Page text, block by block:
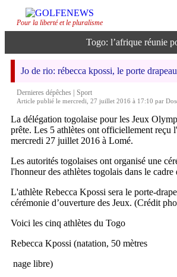
Pour la liberté et le pluralisme
Togo: l’afrique réunie
Jo de rio: rébecca kpossi, le porte
Dernieres dépêches
Sport
Article publié le mercredi, 27 juillet 2016 à 17:10 par
La délégation togolaise pour les Jeux
prête. Les 5 athlètes ont officiellement reçu
mercredi 27 juillet 2016 à Lomé.
Les autorités togolaises ont organisé une
l'honneur des athlètes togolais dans le cadre
L'athlète Rebecca Kpossi sera le porte-
cérémonie d’ouverture des Jeux. (Crédit
Voici les cinq athlètes du Togo
Rebecca Kpossi (natation, 50 mètres
nage libre)